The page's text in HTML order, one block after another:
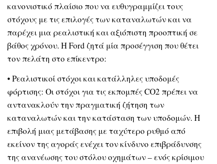
κανονιστικό πλαίσιο που να ευθυγραμμίζει τους
στόχους με τις επιλογές των καταναλωτών και να
παρέχει μια ρεαλιστική και αξιόπιστη προοπτική σε
βάθος χρόνου. Η Ford ζητά μία προσέγγιση που θέτει
τον πελάτη στο επίκεντρο:
• Ρεαλιστικοί στόχοι και κατάλληλες υποδομές
φόρτισης: Οι στόχοι για τις εκπομπές CO2 πρέπει να
αντανακλούν την πραγματική ζήτηση των
καταναλωτών και την κατάσταση των υποδομών. Η
επιβολή μιας μετάβασης με ταχύτερο ρυθμό από
εκείνον της αγοράς ενέχει τον κίνδυνο επιβράδυνσης
της ανανέωσης του στόλου οχημάτων – ενός κρίσιμου